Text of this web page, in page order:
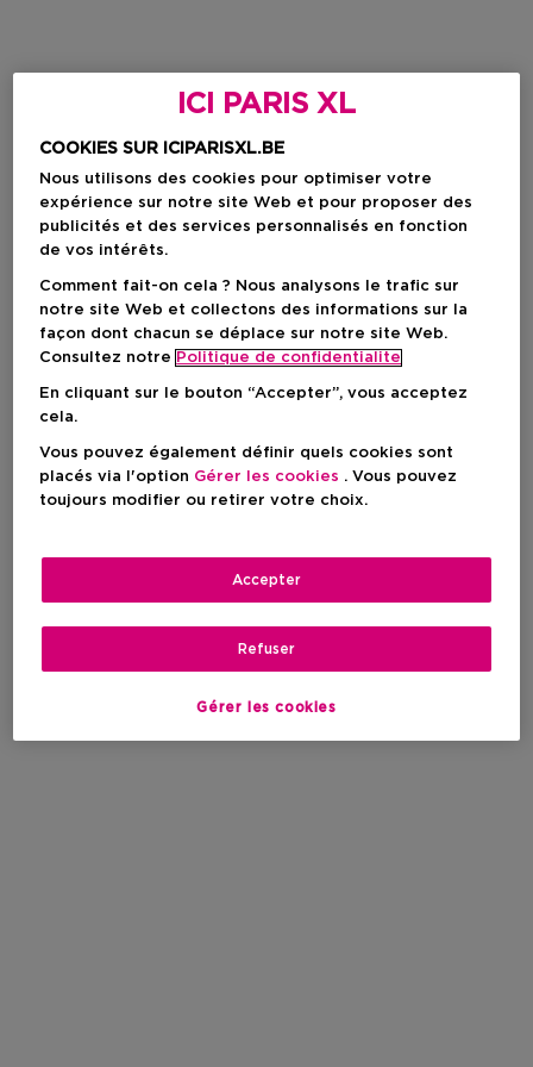
ICI PARIS XL
COOKIES SUR ICIPARISXL.BE
Nous utilisons des cookies pour optimiser votre
expérience sur notre site Web et pour proposer des
publicités et des services personnalisés en fonction
de vos intérêts.
Comment fait-on cela ? Nous analysons le trafic sur
notre site Web et collectons des informations sur la
façon dont chacun se déplace sur notre site Web.
Consultez notre Politique de confidentialite
En cliquant sur le bouton “Accepter”, vous acceptez
cela.
Vous pouvez également définir quels cookies sont
placés via l'option Gérer les cookies . Vous pouvez
toujours modifier ou retirer votre choix.
Gérer les cookies
Refuser
Accepter